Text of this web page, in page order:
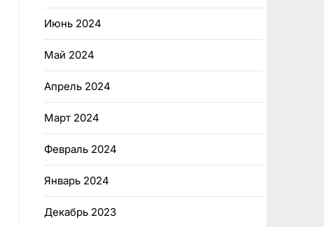
Июнь 2024
Май 2024
Апрель 2024
Март 2024
Февраль 2024
Январь 2024
Декабрь 2023